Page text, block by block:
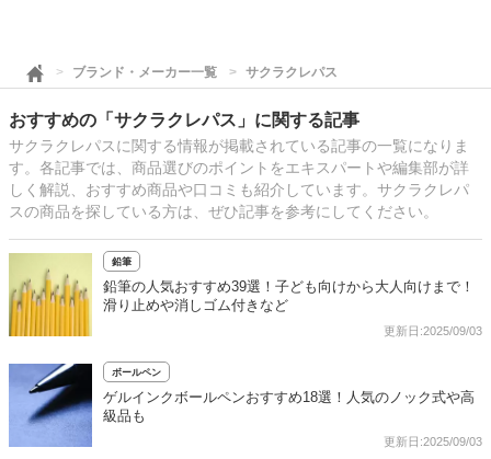
ブランド・メーカー一覧 サクラクレパス
おすすめの「サクラクレパス」に関する記事
サクラクレパスに関する情報が掲載されている記事の一覧になりま
す。各記事では、商品選びのポイントをエキスパートや編集部が詳
しく解説、おすすめ商品や口コミも紹介しています。サクラクレパ
スの商品を探している方は、ぜひ記事を参考にしてください。
鉛筆
鉛筆の人気おすすめ39選！子ども向けから大人向けまで！
滑り止めや消しゴム付きなど
更新日:2025/09/03
ボールペン
ゲルインクボールペンおすすめ18選！人気のノック式や高
級品も
更新日:2025/09/03